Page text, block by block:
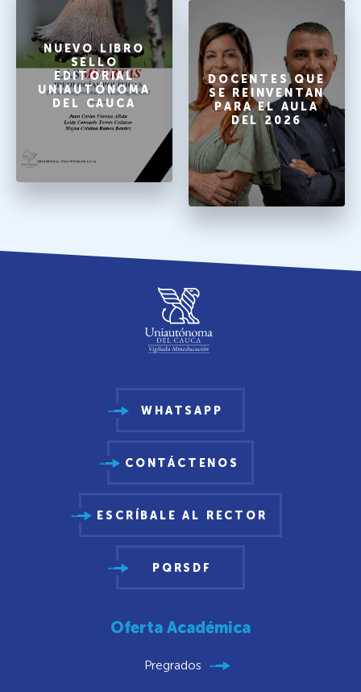
NUEVO LIBRO
SELLO
EDITORIAL
UNIAUTÓNOMA
DEL CAUCA
DOCENTES QUE
SE REINVENTAN
PARA EL AULA
DEL 2026
WHATSAPP
CONTÁCTENOS
ESCRÍBALE AL RECTOR
PQRSDF
Oferta Académica
Pregrados